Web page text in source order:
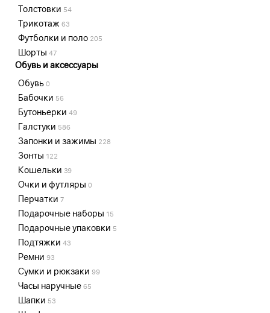
Толстовки 54
Трикотаж 63
Футболки и поло 205
Шорты 47
Обувь и аксессуары
Обувь 0
Бабочки 56
Бутоньерки 49
Галстуки 586
Запонки и зажимы 228
Зонты 122
Кошельки 39
Очки и футляры 0
Перчатки 7
Подарочные наборы 15
Подарочные упаковки 5
Подтяжки 43
Ремни 93
Сумки и рюкзаки 99
Часы наручные 65
Шапки 53